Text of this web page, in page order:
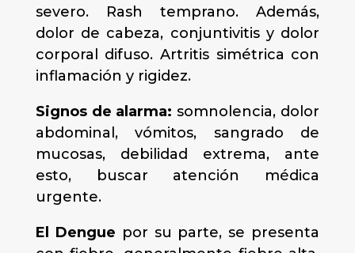
severo. Rash temprano. Además,
dolor de cabeza, conjuntivitis y dolor
corporal difuso. Artritis simétrica con
inflamación y rigidez.
Signos de alarma:somnolencia, dolor
abdominal, vómitos, sangrado de
mucosas, debilidad extrema, ante
esto, buscar atención médica
urgente.
El Dengue por su parte, se presenta